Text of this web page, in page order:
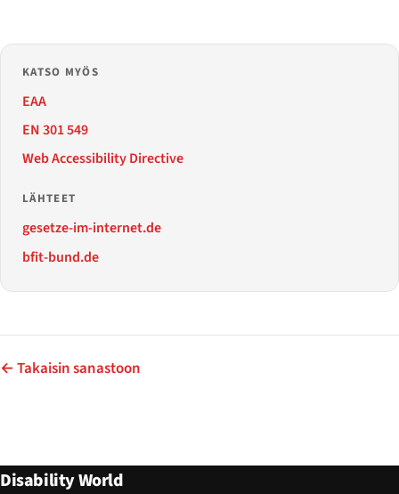
KATSO MYÖS
EAA
EN 301 549
Web Accessibility Directive
LÄHTEET
gesetze-im-internet.de
bfit-bund.de
← Takaisin sanastoon
Disability World